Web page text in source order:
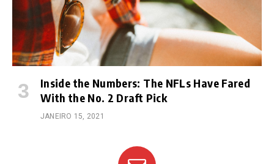
Inside the Numbers: The NFLs Have Fared
With the No. 2 Draft Pick
JANEIRO 15, 2021